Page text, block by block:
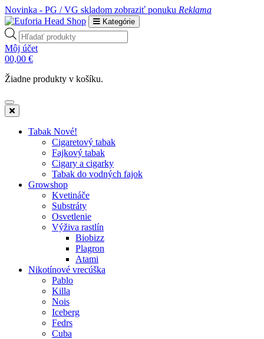
Novinka - PG / VG skladom zobraziť ponuku Reklama
Kategórie
Products
search
Môj účet
00,00 €
Žiadne produkty v košíku.
Tabak Nové!
Cigaretový tabak
Fajkový tabak
Cigary a cigarky
Tabak do vodných fajok
Growshop
Kvetináče
Substráty
Osvetlenie
Výživa rastlín
Biobizz
Plagron
Atami
Nikotínové vrecúška
Pablo
Killa
Nois
Iceberg
Fedrs
Cuba